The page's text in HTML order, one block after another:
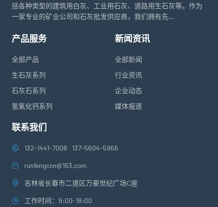
括各种类型的建筑用白灰、工业用石灰、道路用生石灰等。作为
一家专业的矿业公司和石灰批发供应商，我们拥有先...
产品服务
全部产品
生石灰系列
石灰石系列
氢氧化钙系列
新闻资讯
全部新闻
行业资讯
企业动态
媒体报道
联系我们
132-1441-7008 137-5604-5966
runfengcnn@163.com
吉林省长春市二道区万豪世纪广场C座
工作时间：9:00-18:00